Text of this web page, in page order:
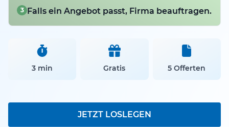
3 Falls ein Angebot passt, Firma beauftragen.
3 min Gratis 5 Offerten
JETZT LOSLEGEN